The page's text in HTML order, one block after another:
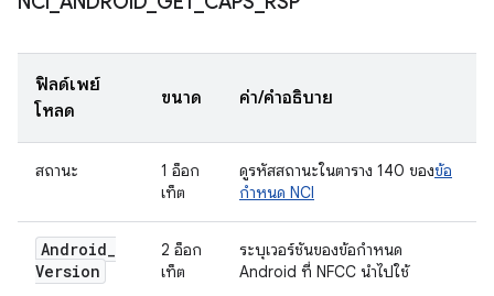
ฟิลด์เพย์
โหลด
ขนาด ค่า/คำอธิบาย
สถานะ
1 อ็อก
เท็ต
ดูรหัสสถานะในตาราง 140 ของข้อ
กำหนด NCI
Android_
Version
2 อ็อก
เท็ต
ระบุเวอร์ชันของข้อกำหนด
Android ที่ NFCC นำไปใช้